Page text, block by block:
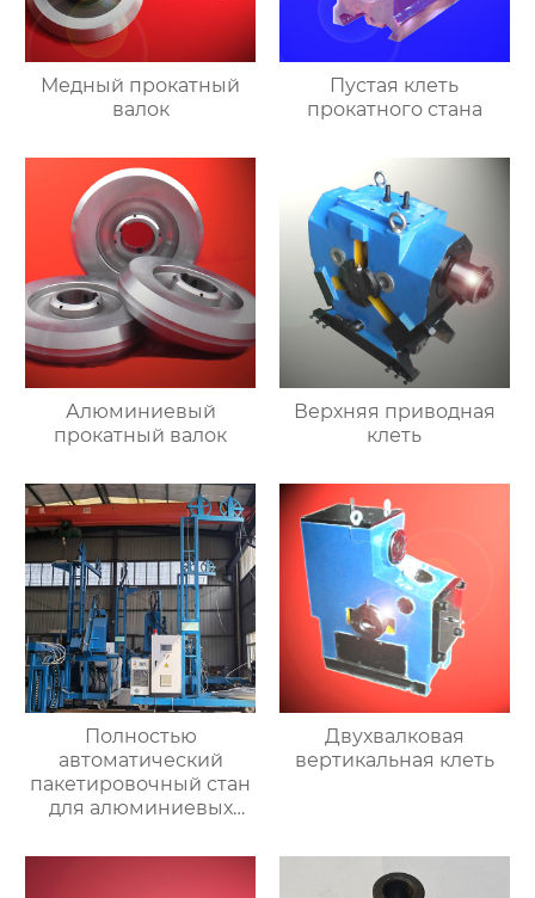
Медный прокатный
валок
Пустая клеть
прокатного стана
Алюминиевый
прокатный валок
Верхняя приводная
клеть
Полностью
автоматический
пакетировочный стан
для алюминиевых
Двухвалковая
вертикальная клеть